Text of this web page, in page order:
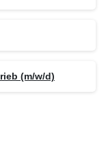
(m/w/d)